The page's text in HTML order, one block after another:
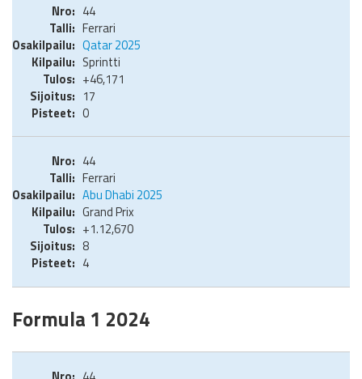
44
Ferrari
Qatar 2025
Sprintti
+46,171
17
0
44
Ferrari
Abu Dhabi 2025
Grand Prix
+1.12,670
8
4
Formula 1 2024